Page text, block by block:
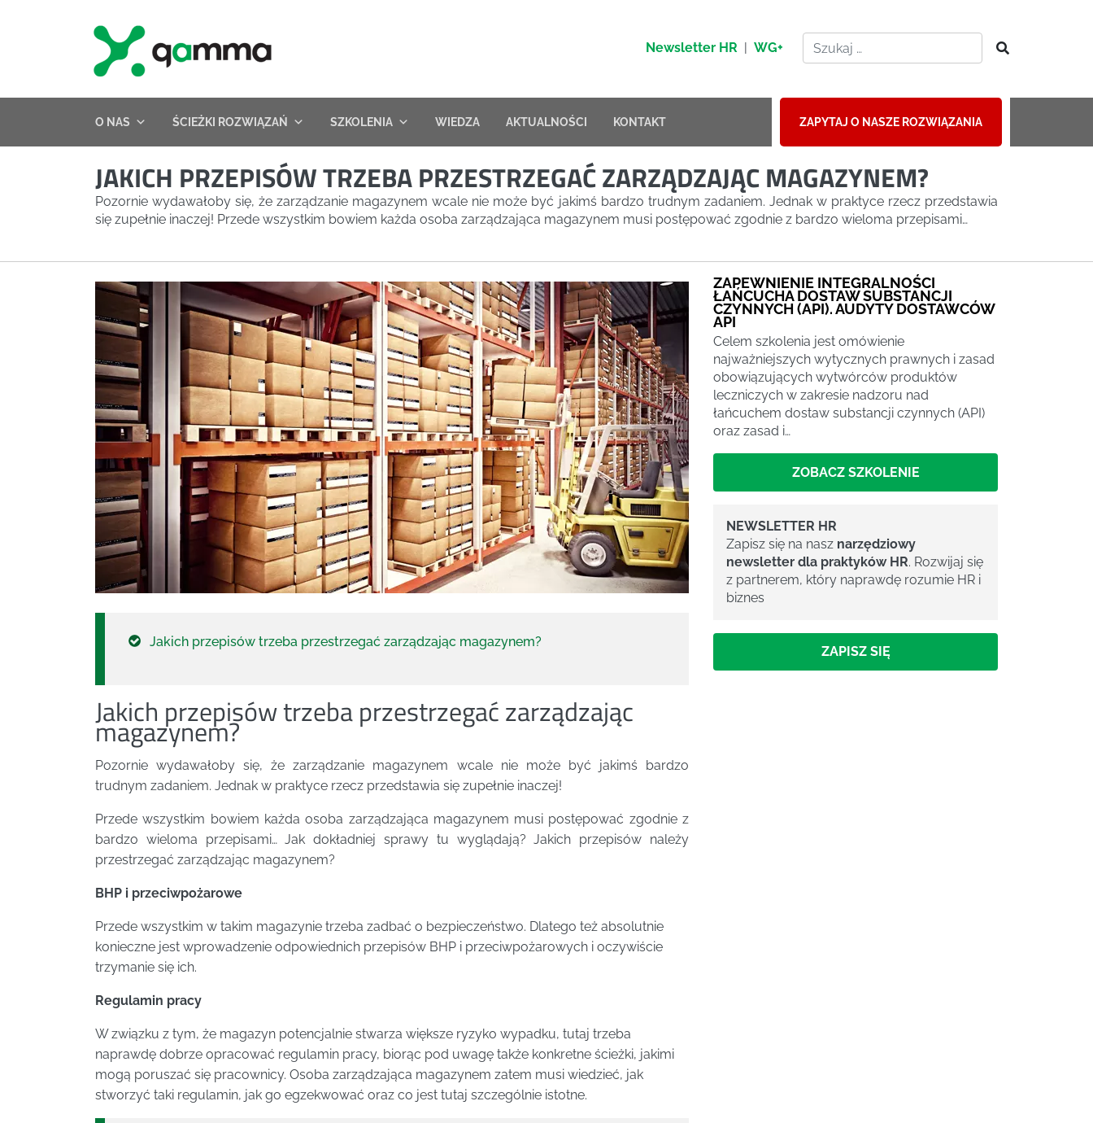
Newsletter HR | WG+
O NAS ŚCIEŻKI ROZWIĄZAŃ SZKOLENIA WIEDZA AKTUALNOŚCI KONTAKT ZAPYTAJ O NASZE ROZWIĄZANIA
JAKICH PRZEPISÓW TRZEBA PRZESTRZEGAĆ ZARZĄDZAJĄC MAGAZYNEM?
Pozornie wydawałoby się, że zarządzanie magazynem wcale nie może być jakimś bardzo trudnym zadaniem. Jednak w praktyce rzecz przedstawia
się zupełnie inaczej! Przede wszystkim bowiem każda osoba zarządzająca magazynem musi postępować zgodnie z bardzo wieloma przepisami…
Jakich przepisów trzeba przestrzegać zarządzając magazynem?
Jakich przepisów trzeba przestrzegać zarządzając
magazynem?
Pozornie wydawałoby się, że zarządzanie magazynem wcale nie może być jakimś bardzo
trudnym zadaniem. Jednak w praktyce rzecz przedstawia się zupełnie inaczej!
Przede wszystkim bowiem każda osoba zarządzająca magazynem musi postępować zgodnie z
bardzo wieloma przepisami… Jak dokładniej sprawy tu wyglądają? Jakich przepisów należy
przestrzegać zarządzając magazynem?
BHP i przeciwpożarowe
Przede wszystkim w takim magazynie trzeba zadbać o bezpieczeństwo. Dlatego też absolutnie
konieczne jest wprowadzenie odpowiednich przepisów BHP i przeciwpożarowych i oczywiście
trzymanie się ich.
Regulamin pracy
W związku z tym, że magazyn potencjalnie stwarza większe ryzyko wypadku, tutaj trzeba
naprawdę dobrze opracować regulamin pracy, biorąc pod uwagę także konkretne ścieżki, jakimi
mogą poruszać się pracownicy. Osoba zarządzająca magazynem zatem musi wiedzieć, jak
stworzyć taki regulamin, jak go egzekwować oraz co jest tutaj szczególnie istotne.
ZAPEWNIENIE INTEGRALNOŚCI
ŁAŃCUCHA DOSTAW SUBSTANCJI
CZYNNYCH (API). AUDYTY DOSTAWCÓW
API
Celem szkolenia jest omówienie
najważniejszych wytycznych prawnych i zasad
obowiązujących wytwórców produktów
leczniczych w zakresie nadzoru nad
łańcuchem dostaw substancji czynnych (API)
oraz zasad i…
ZOBACZ SZKOLENIE
NEWSLETTER HR
Zapisz się na nasz narzędziowy
newsletter dla praktyków HR. Rozwijaj się
z partnerem, który naprawdę rozumie HR i
biznes
ZAPISZ SIĘ